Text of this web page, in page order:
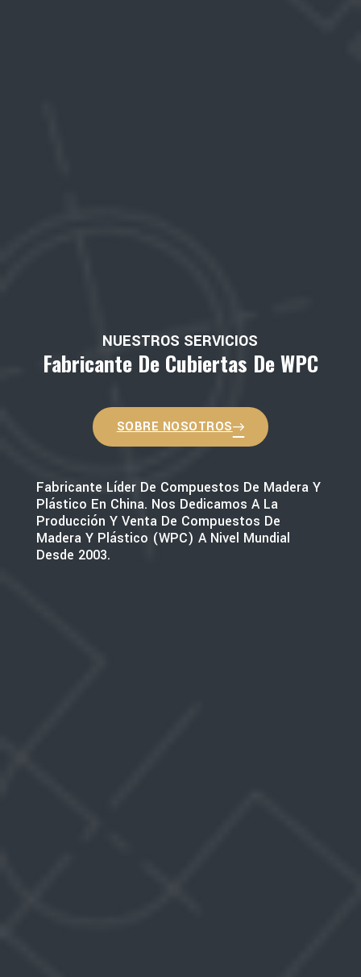
NUESTROS SERVICIOS
Fabricante De Cubiertas De WPC
SOBRE NOSOTROS
Fabricante Líder De Compuestos De Madera Y
Plástico En China. Nos Dedicamos A La
Producción Y Venta De Compuestos De
Madera Y Plástico (WPC) A Nivel Mundial
Desde 2003.